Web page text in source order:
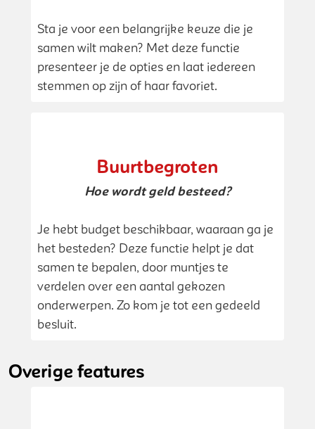
Sta je voor een belangrijke keuze die je
samen wilt maken? Met deze functie
presenteer je de opties en laat iedereen
stemmen op zijn of haar favoriet.
Buurtbegroten
Hoe wordt geld besteed?
Je hebt budget beschikbaar, waaraan ga je
het besteden? Deze functie helpt je dat
samen te bepalen, door muntjes te
verdelen over een aantal gekozen
onderwerpen. Zo kom je tot een gedeeld
besluit.
Overige features